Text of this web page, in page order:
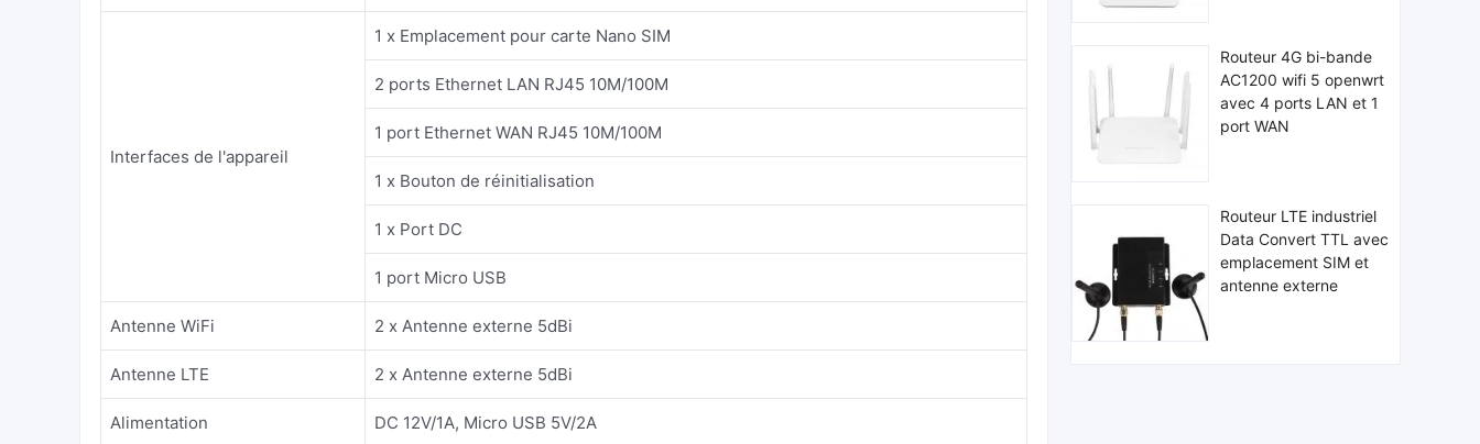
Interfaces de l'appareil
1 x Emplacement pour carte Nano SIM
2 ports Ethernet LAN RJ45 10M/100M
1 port Ethernet WAN RJ45 10M/100M
1 x Bouton de réinitialisation
1 x Port DC
1 port Micro USB
Antenne WiFi 2 x Antenne externe 5dBi
Antenne LTE 2 x Antenne externe 5dBi
Alimentation DC 12V/1A, Micro USB 5V/2A
Routeur 4G bi-bande
AC1200 wifi 5 openwrt
avec 4 ports LAN et 1
port WAN
Routeur LTE industriel
Data Convert TTL avec
emplacement SIM et
antenne externe